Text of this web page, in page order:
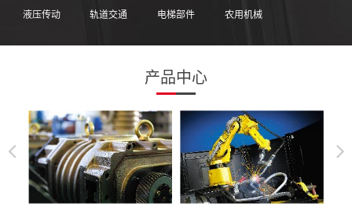
液压传动 轨道交通 电梯部件 农用机械
产品中心